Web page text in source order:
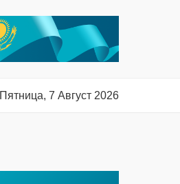
Пятница, 7 Август 2026